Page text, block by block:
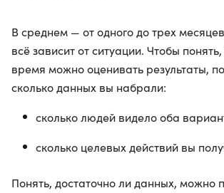
В среднем — от одного до трех
всё зависит от ситуации. Чтобы
время можно оценивать результаты,
сколько данных вы набрали:
сколько людей видело оба
сколько целевых действий вы
Понять, достаточно ли данных, можно